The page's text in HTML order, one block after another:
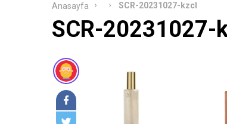
Anasayfa SCR-20231027-kzcl
SCR-20231027-